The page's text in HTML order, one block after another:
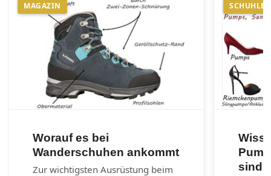
MAGAZIN
Worauf es bei
Wanderschuhen ankommt
Zur wichtigsten Ausrüstung beim
sind?